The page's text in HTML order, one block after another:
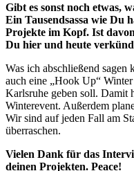
Gibt es sonst noch etwas,
Ein Tausendsassa wie Du
Projekte im Kopf. Ist
Du hier und heute
Was ich abschließend sagen
auch eine „Hook Up“
Karlsruhe geben soll. Damit
Winterevent. Außerdem
Wir sind auf jeden Fall am
überraschen.
Vielen Dank für das
deinen Projekten. Peace!